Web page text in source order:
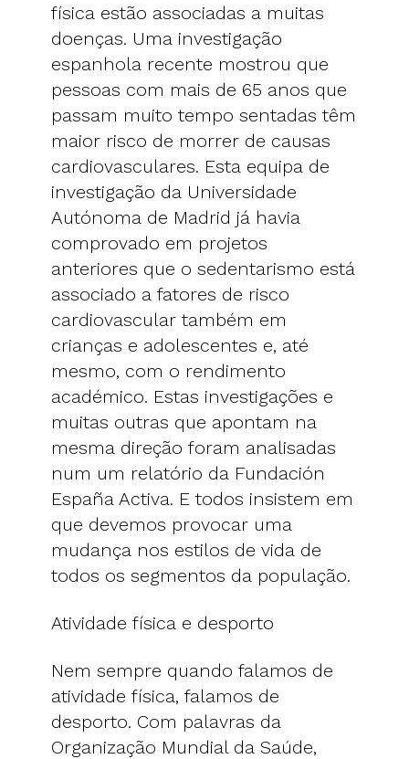
física estão associadas a muitas
doenças. Uma investigação
espanhola recente mostrou que
pessoas com mais de 65 anos que
passam muito tempo sentadas têm
maior risco de morrer de causas
cardiovasculares. Esta equipa de
investigação da Universidade
Autónoma de Madrid já havia
comprovado em projetos
anteriores que o sedentarismo está
associado a fatores de risco
cardiovascular também em
crianças e adolescentes e, até
mesmo, com o rendimento
académico. Estas investigações e
muitas outras que apontam na
mesma direção foram analisadas
num um relatório da Fundación
España Activa. E todos insistem em
que devemos provocar uma
mudança nos estilos de vida de
todos os segmentos da população.
Atividade física e desporto
Nem sempre quando falamos de
atividade física, falamos de
desporto. Com palavras da
Organização Mundial da Saúde,